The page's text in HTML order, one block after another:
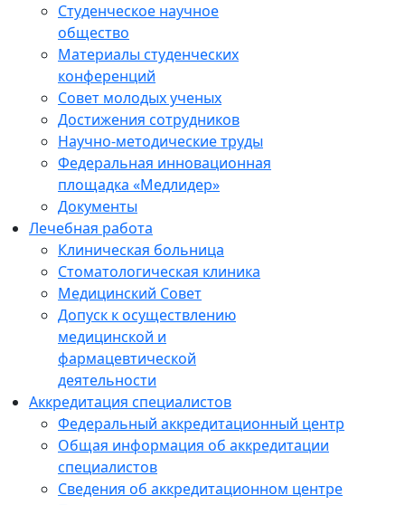
Студенческое научное
общество
Материалы студенческих
конференций
Совет молодых ученых
Достижения сотрудников
Научно-методические труды
Федеральная инновационная
площадка «Медлидер»
Документы
Лечебная работа
Клиническая больница
Стоматологическая клиника
Медицинский Совет
Допуск к осуществлению
медицинской и
фармацевтической
деятельности
Аккредитация специалистов
Федеральный аккредитационный центр
Общая информация об аккредитации
специалистов
Сведения об аккредитационном центре